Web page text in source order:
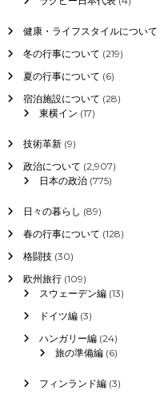
健康・ライフスタイルについて
冬の行事について (219)
夏の行事について (6)
宿泊施設について (28)
東横イン (17)
技術革新(9)
政治について (2,907)
日本の政治(775)
日々の暮らし (89)
春の行事について (128)
格闘技(30)
欧州旅行(109)
スウェーデン編(13)
ドイツ編(3)
ハンガリー編(24)
旅の準備編(6)
フィンランド編(3)